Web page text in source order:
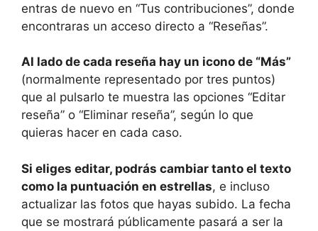
entras de nuevo en “Tus contribuciones”, donde
encontraras un acceso directo a “Reseñas”.
Al lado de cada reseña hay un icono de “Más”
(normalmente representado por tres puntos)
que al pulsarlo te muestra las opciones “Editar
reseña” o “Eliminar reseña”, según lo que
quieras hacer en cada caso.
Si eliges editar, podrás cambiar tanto el texto
como la puntuación en estrellas, e incluso
actualizar las fotos que hayas subido. La fecha
que se mostrará públicamente pasará a ser la